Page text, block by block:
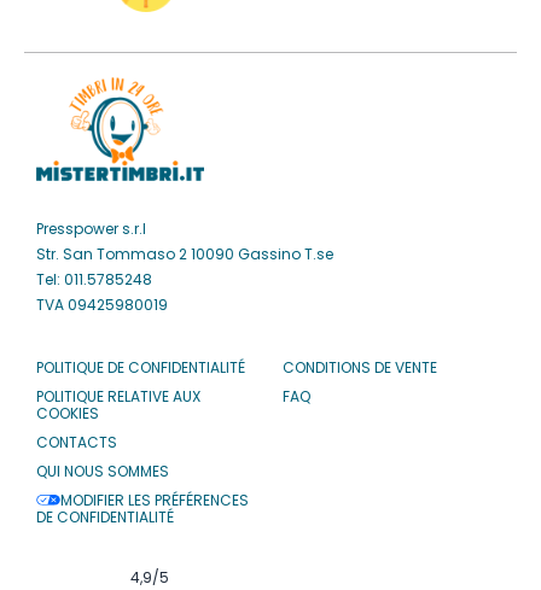
Presspower s.r.l
Str. San Tommaso 2 10090 Gassino T.se
Tel: 011.5785248
TVA 09425980019
POLITIQUE DE CONFIDENTIALITÉ
POLITIQUE RELATIVE AUX
COOKIES
CONTACTS
QUI NOUS SOMMES
MODIFIER LES PRÉFÉRENCES
DE CONFIDENTIALITÉ
CONDITIONS DE VENTE
FAQ
4,9/5